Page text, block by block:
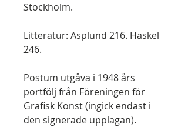
Stockholm.
Litteratur: Asplund 216. Haskel
246.
Postum utgåva i 1948 års
portfölj från Föreningen för
Grafisk Konst (ingick endast i
den signerade upplagan).